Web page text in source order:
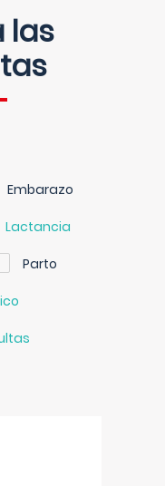
las
Embarazo
Lactancia
Parto